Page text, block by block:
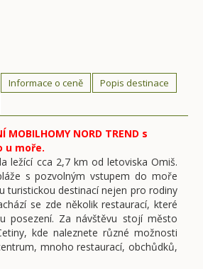
Informace o ceně
Popis destinace
MOBILHOMY NORD TREND s
u moře.
ležící cca 2,7 km od letoviska Omiš.
s pozvolným vstupem do moře
turistickou destinací nejen pro rodiny
se zde několik restaurací, které
posezení. Za návštěvu stojí město
kde naleznete různé možnosti
mnoho restaurací, obchůdků,